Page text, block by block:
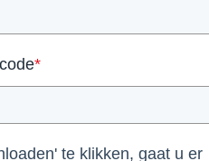
*
te klikken, gaat u er